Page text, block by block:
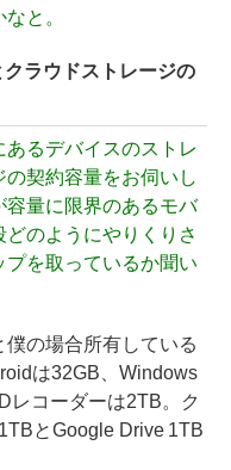
と。
ラウドストレージの
るデバイスのストレ
契約容量をお伺いし
容量に限界のあるモバ
のようにやりくりさ
を取っているか聞い
の場合所有している
は32GB、Windows
レコーダーは2TB。ク
とGoogle Drive 1TB